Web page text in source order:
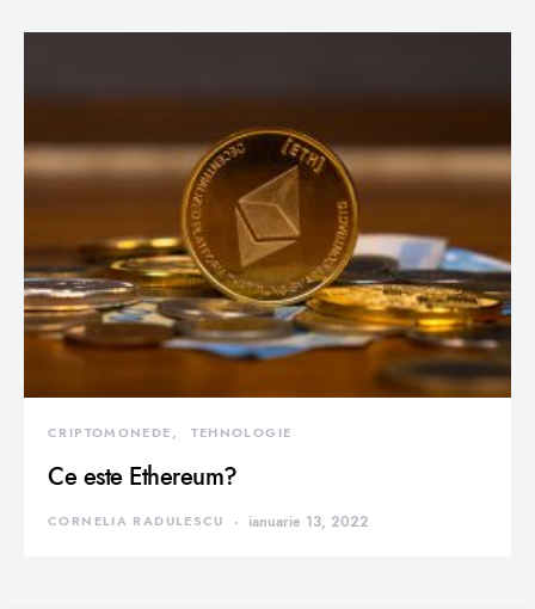
CRIPTOMONEDE TEHNOLOGIE
Ce este Ethereum?
CORNELIA RADULESCU ianuarie 13, 2022